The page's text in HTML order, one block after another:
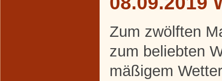
Zum zwölften
zum beliebten
mäßigem